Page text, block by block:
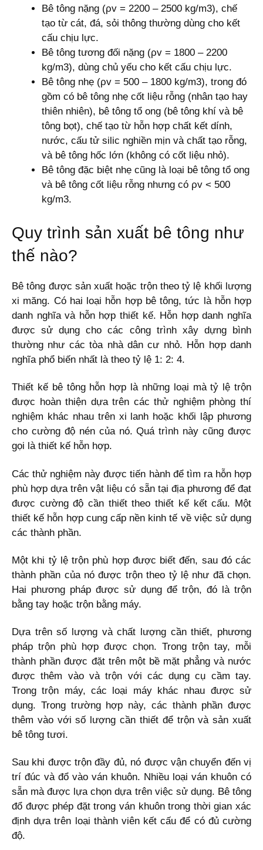
Bê tông nặng (ρv = 2200 – 2500 kg/m3), chế
tạo từ cát, đá, sỏi thông thường dùng cho kết
cấu chịu lực.
Bê tông tương đối nặng (ρv = 1800 – 2200
kg/m3), dùng chủ yếu cho kết cấu chịu lực.
Bê tông nhẹ (ρv = 500 – 1800 kg/m3), trong đó
gồm có bê tông nhẹ cốt liệu rỗng (nhân tạo hay
thiên nhiên), bê tông tổ ong (bê tông khí và bê
tông bọt), chế tạo từ hỗn hợp chất kết dính,
nước, cấu tử silic nghiền mịn và chất tạo rỗng,
và bê tông hốc lớn (không có cốt liệu nhỏ).
Bê tông đặc biệt nhẹ cũng là loại bê tông tổ ong
và bê tông cốt liệu rỗng nhưng có ρv < 500
kg/m3.
Quy trình sản xuất bê tông như
thế nào?
Bê tông được sản xuất hoặc trộn theo tỷ lệ khối lượng
xi măng. Có hai loại hỗn hợp bê tông, tức là hỗn hợp
danh nghĩa và hỗn hợp thiết kế. Hỗn hợp danh nghĩa
được sử dụng cho các công trình xây dựng bình
thường như các tòa nhà dân cư nhỏ. Hỗn hợp danh
nghĩa phổ biến nhất là theo tỷ lệ 1: 2: 4.
Thiết kế bê tông hỗn hợp là những loại mà tỷ lệ trộn
được hoàn thiện dựa trên các thử nghiệm phòng thí
nghiệm khác nhau trên xi lanh hoặc khối lập phương
cho cường độ nén của nó. Quá trình này cũng được
gọi là thiết kế hỗn hợp.
Các thử nghiệm này được tiến hành để tìm ra hỗn hợp
phù hợp dựa trên vật liệu có sẵn tại địa phương để đạt
được cường độ cần thiết theo thiết kế kết cấu. Một
thiết kế hỗn hợp cung cấp nền kinh tế về việc sử dụng
các thành phần.
Một khi tỷ lệ trộn phù hợp được biết đến, sau đó các
thành phần của nó được trộn theo tỷ lệ như đã chọn.
Hai phương pháp được sử dụng để trộn, đó là trộn
bằng tay hoặc trộn bằng máy.
Dựa trên số lượng và chất lượng cần thiết, phương
pháp trộn phù hợp được chọn. Trong trộn tay, mỗi
thành phần được đặt trên một bề mặt phẳng và nước
được thêm vào và trộn với các dụng cụ cầm tay.
Trong trộn máy, các loại máy khác nhau được sử
dụng. Trong trường hợp này, các thành phần được
thêm vào với số lượng cần thiết để trộn và sản xuất
bê tông tươi.
Sau khi được trộn đầy đủ, nó được vận chuyển đến vị
trí đúc và đổ vào ván khuôn. Nhiều loại ván khuôn có
sẵn mà được lựa chọn dựa trên việc sử dụng. Bê tông
đổ được phép đặt trong ván khuôn trong thời gian xác
định dựa trên loại thành viên kết cấu để có đủ cường
độ.